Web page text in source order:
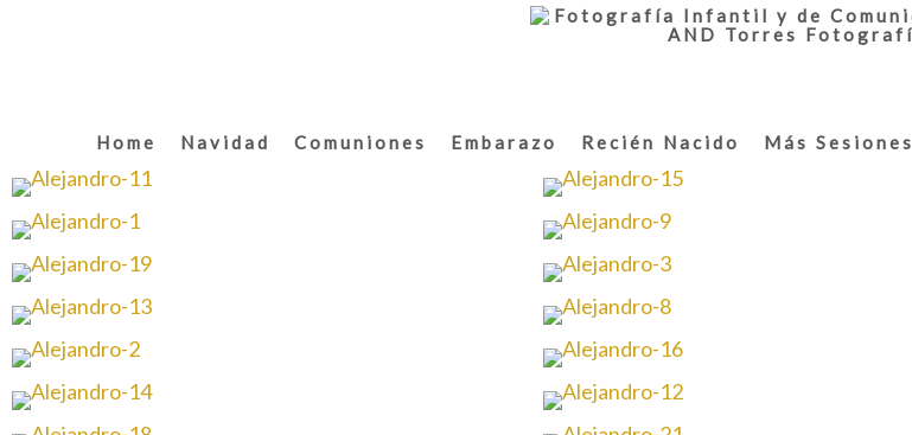
Home Navidad Comuniones Embarazo Recién Nacido Más Sesiones